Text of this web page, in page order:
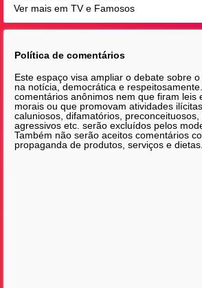
Ver mais em TV e Famosos
Política de comentários
Este espaço visa ampliar o debate sobre
na notícia, democrática e
comentários anônimos nem que firam leis
morais ou que promovam atividades
caluniosos, difamatórios, preconceituosos,
agressivos etc. serão excluídos pelos
Também não serão aceitos comentários
propaganda de produtos, serviços e dietas.